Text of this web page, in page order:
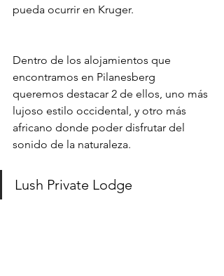
pueda ocurrir en Kruger.
Dentro de los alojamientos que
encontramos en Pilanesberg
queremos destacar 2 de ellos, uno más
lujoso estilo occidental, y otro más
africano donde poder disfrutar del
sonido de la naturaleza.
Lush Private Lodge